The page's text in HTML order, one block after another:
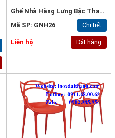
Ghế Nhà Hàng Lưng Bậc Thang
Mã SP: GNH26
Chi tiết
Liên hệ Đặt hàng